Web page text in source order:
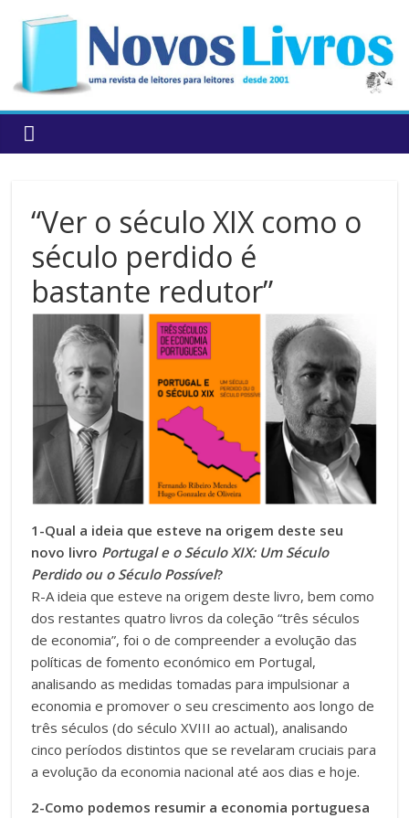
content
“Ver o século XIX como o
século perdido é
bastante redutor”
1-Qual a ideia que esteve na origem deste seu
novo livro Portugal e o Século XIX: Um Século
Perdido ou o Século Possível?
R-A ideia que esteve na origem deste livro, bem como
dos restantes ​quatro livros da coleção “três séculos
de economia”, foi o de compreender a evolução d​as
políticas de fomento económico em Portugal,
analisando as medidas tomadas​ para impulsionar a
economia e promover o seu crescimento aos longo de
três séculos (do século XVIII ao actual), analisando
cinco períodos distintos que se revelaram cruciais para
a evolução da economia nacional até aos dias e hoje.
2-Como podemos resumir a economia portuguesa